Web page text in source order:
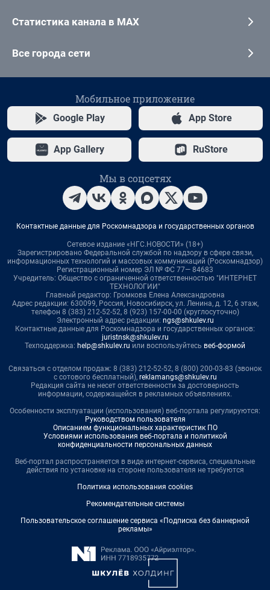
Статистика канала в MAX
Все города сети
Мобильное приложение
Google Play App Store
App Gallery RuStore
Мы в соцсетях
Контактные данные для Роскомнадзора и государственных органов
Сетевое издание «НГС.НОВОСТИ» (18+)
Зарегистрировано Федеральной службой по надзору в сфере связи,
информационных технологий и массовых коммуникаций (Роскомнадзор)
Регистрационный номер ЭЛ № ФС 77— 84683
Учредитель: Общество с ограниченной ответственностью "ИНТЕРНЕТ
ТЕХНОЛОГИИ"
Главный редактор: Громкова Елена Александровна
Адрес редакции: 630099, Россия, Новосибирск, ул. Ленина, д. 12, 6 этаж,
телефон 8 (383) 212-52-52, 8 (923) 157-00-00 (круглосуточно)
Электронный адрес редакции: ngs@shkulev.ru
Контактные данные для Роскомнадзора и государственных органов:
juristnsk@shkulev.ru
Техподдержка: help@shkulev.ru или воспользуйтесь веб-формой
Связаться с отделом продаж: 8 (383) 212-52-52, 8 (800) 200-03-83 (звонок
с сотового бесплатный), reklamangs@shkulev.ru
Редакция сайта не несет ответственности за достоверность
информации, содержащейся в рекламных объявлениях.
Особенности эксплуатации (использования) веб-портала регулируются:
Руководством пользователя
Описанием функциональных характеристик ПО
Условиями использования веб-портала и политикой
конфиденциальности персональных данных
Веб-портал распространяется в виде интернет-сервиса, специальные
действия по установке на стороне пользователя не требуются
Политика использования cookies
Рекомендательные системы
Пользовательское соглашение сервиса «Подписка без баннерной
рекламы»